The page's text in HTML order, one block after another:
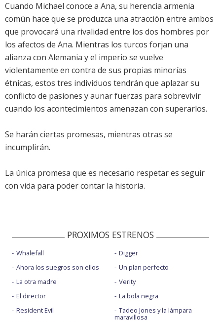
Cuando Michael conoce a Ana, su herencia armenia
común hace que se produzca una atracción entre ambos
que provocará una rivalidad entre los dos hombres por
los afectos de Ana. Mientras los turcos forjan una
alianza con Alemania y el imperio se vuelve
violentamente en contra de sus propias minorías
étnicas, estos tres individuos tendrán que aplazar su
conflicto de pasiones y aunar fuerzas para sobrevivir
cuando los acontecimientos amenazan con superarlos.
Se harán ciertas promesas, mientras otras se
incumplirán.
La única promesa que es necesario respetar es seguir
con vida para poder contar la historia.
PROXIMOS ESTRENOS
Whalefall
Ahora los suegros son ellos
La otra madre
El director
Resident Evil
Digger
Un plan perfecto
Verity
La bola negra
Tadeo Jones y la lámpara
maravillosa